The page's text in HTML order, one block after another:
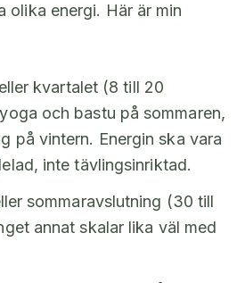
olika energi. Här är min
kvartalet (8 till 20
och bastu på sommaren,
på vintern. Energin ska vara
inte tävlingsinriktad.
sommaravslutning (30 till
annat skalar lika väl med